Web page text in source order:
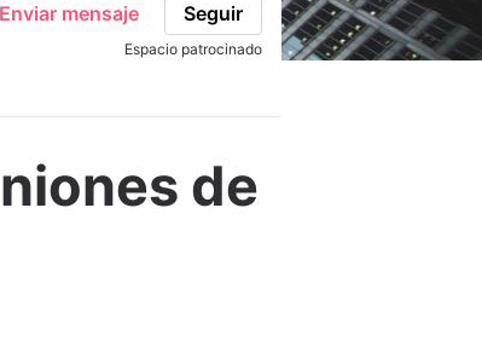
Enviar mensaje Seguir
Espacio patrocinado
de